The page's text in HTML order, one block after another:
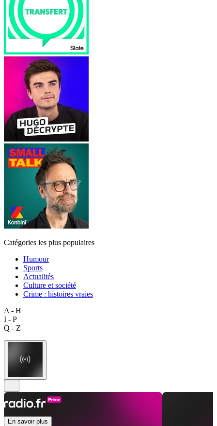
Catégories les plus populaires
Humour
Sports
Actualités
Culture et société
Crime : histoires vraies
A - H
I - P
Q - Z
En savoir plus